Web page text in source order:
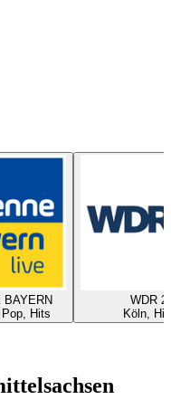
BAYERN
Pop, Hits
WDR 2
Köln,